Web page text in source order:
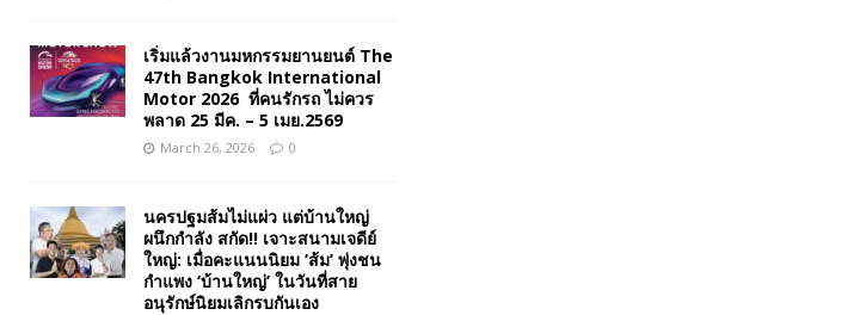
เริ่มแล้วงานมหกรรมยานยนต์ The
47th Bangkok International
Motor 2026 ที่คนรักรถ ไม่ควร
พลาด 25 มีค. – 5 เมย.2569
March 26, 2026 0
นครปฐมส้มไม่แผ่ว แต่บ้านใหญ่
ผนึกกำลัง สกัด!! เจาะสนามเจดีย์
ใหญ่: เมื่อคะแนนนิยม ‘ส้ม’ พุ่งชน
กำแพง ‘บ้านใหญ่’ ในวันที่สาย
อนุรักษ์นิยมเลิกรบกันเอง